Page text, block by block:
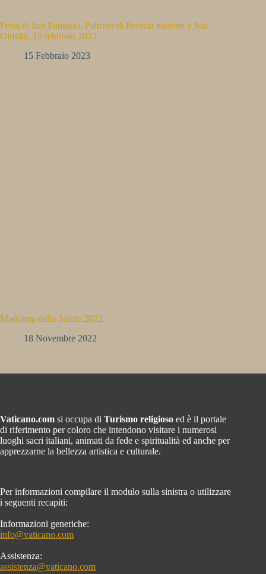
Festa di San Faustino, Patrono di Brescia insieme a San
Giovita, 15 febbraio 2023
15 Febbraio 2023
Madonna della Salute 2022.
18 Novembre 2022
Vaticano.com si occupa di Turismo religioso ed è il portale
di riferimento per coloro che intendono visitare i numerosi
luoghi sacri italiani, animati da fede e spiritualità ed anche per
apprezzarne la bellezza artistica e culturale.
Per informazioni compilare il modulo sulla sinistra o utilizzare
i seguenti recapiti:
Informazioni generiche:
info@vaticano.com
Assistenza:
assistenza@vaticano.com